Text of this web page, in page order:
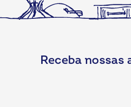
Receba nossas